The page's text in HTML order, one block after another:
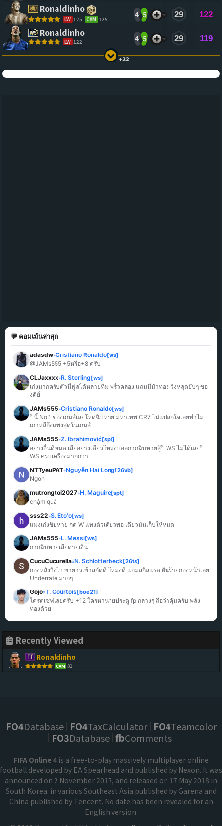
Ronaldinho
LW 125 CAM 125
4 5 29 122
Ronaldinho
LW 122 4 5 29 119
+22
💬 คอมเม้นล่าสุด
adasdw»Cristiano Ronaldo[ws]
@JAMs555 +5หรือ+8 ครับ
CLJaxxxx»R. Sterling[ws]
เก่งมากครับตัวนี้ฟูลได้หลายทีม พริ้วคล่อง แถมมีม้าทอง วิ่งหลุดยับๆ ขอ
งดีย์
JAMs555»Cristiano Ronaldo[ws]
ปีนี้ No.1 ของเกมส์เลยโหดฉิบหาย มหาเทพ CR7 ไม่แปลกใจเลยทำไม
เกาหลีถึงแพงสุดในเกมส์
JAMs555»Z. Ibrahimović[spt]
อย่างอื่นดีหมด เสียอย่างเดียวโหม่งบอลกากฉิบหายสู้ปี WS ไม่ได้เลยปี
WS ครบเครื่องมากกว่า
NTTyeuPAT»Nguyễn Hai Long[26vb]
Ngon
mutrongtoi2027»H. Maguire[spt]
chậm quá
sss22»S. Eto'o[ws]
แม่งเก่งชิปหาย กด W แทงตัวเดียวพอ เดี๋ยวมันเก็บให้หมด
JAMs555»L. Messi[ws]
กากฉิบหายเสียดายเงิน
CucuCucurella»N. Schlotterbeck[26ts]
กองหลังวิ่งไว ขายาวเข้าสกัดดี โหม่งดี แถมสกิลแรด ฝันร้ายกองหน้าเลย
Underrate มากๆ
Gojo»T. Courtois[boe21]
โครตเซฟเลยครับ +12 ใครหานายประตู fp กลางๆ ถือว่าคุ้มครับ พลัง
ทองด้วย
Recently Viewed
Ronaldinho
CAM 81
FO4Database FO4TaxCalculator FO4Teamcolor
FO3Database fbComments
FIFA Online 4 is a free-to-play massively multiplayer online
football developed by EA Spearhead and published by Nexon. It was
announced on 2 November 2017, and released on 17 May 2018 in
South Korea. in various Southeast Asia published by Garena and
China published by Tencent. No date has been revealed for an
English version.